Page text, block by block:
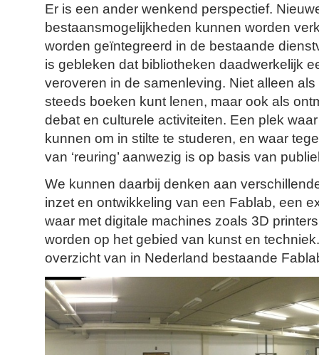
Er is een ander wenkend perspectief.
bestaansmogelijkheden kunnen worden
worden geïntegreerd in de bestaande
is gebleken dat bibliotheken daadwerkelijk
veroveren in de samenleving. Niet alleen
steeds boeken kunt lenen, maar ook als
debat en culturele activiteiten. Een plek
kunnen om in stilte te studeren, en waar
van ‘reuring’ aanwezig is op basis van
We kunnen daarbij denken aan
inzet en ontwikkeling van een Fablab, een
waar met digitale machines zoals 3D
worden op het gebied van kunst en
overzicht van in Nederland bestaande